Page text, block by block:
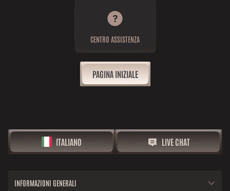
CENTRO ASSISTENZA
PAGINA INIZIALE
ITALIANO LIVE CHAT
INFORMAZIONI GENERALI